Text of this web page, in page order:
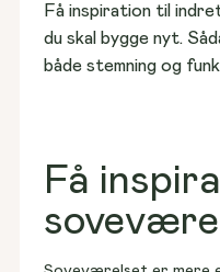
Grunde til
Find spottet til
Huse til
Vælg et hjem,
Vores
Se vores
Få inspiration til
du skal bygge nyt.
både stemning og
Få